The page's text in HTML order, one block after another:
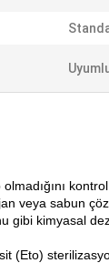
kontrol
veya sabun
kimyasal
(Eto)